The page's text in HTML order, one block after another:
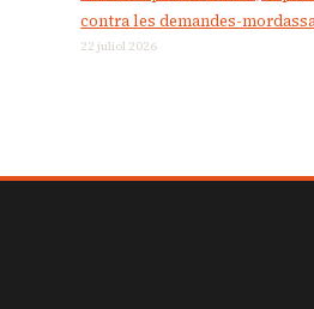
contra les demandes-
22 juliol 2026